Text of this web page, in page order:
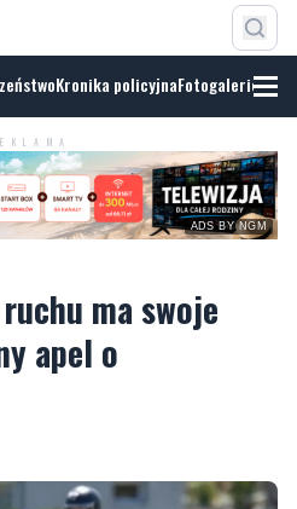
Kronika policyjnaFotogalerie
ADS BY NGM
ma swoje
apel o